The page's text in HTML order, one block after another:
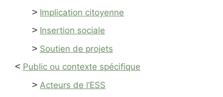
> Implication citoyenne
> Insertion sociale
> Soutien de projets
< Public ou contexte spécifique
> Acteurs de l’ESS